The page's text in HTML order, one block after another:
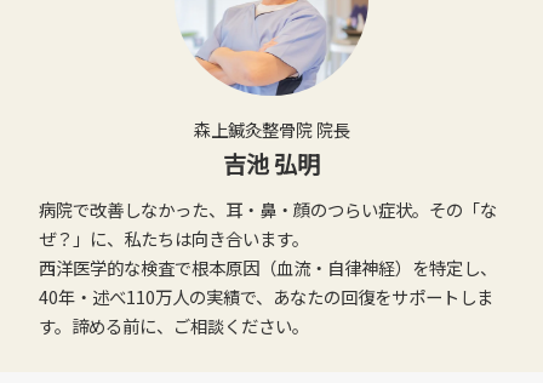
森上鍼灸整骨院 院長
吉池 弘明
病院で改善しなかった、耳・鼻・顔のつらい症状。その「な
ぜ？」に、私たちは向き合います。
西洋医学的な検査で根本原因（血流・自律神経）を特定し、
40年・述べ110万人の実績で、あなたの回復をサポートしま
す。諦める前に、ご相談ください。